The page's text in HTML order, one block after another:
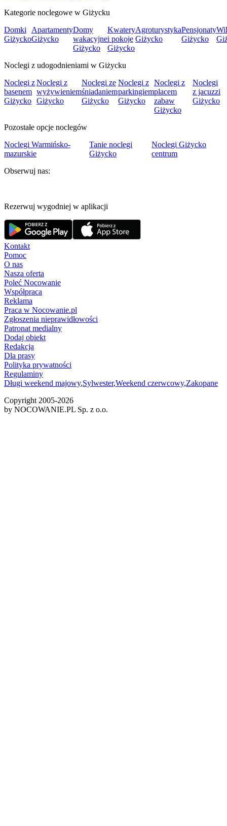
Kategorie noclegowe w Giżycku
Domki
Giżycko
Apartamenty
Giżycko
Domy
wakacyjne
Giżycko
Kwatery
i pokoje
Giżycko
Agroturystyka
Giżycko
Pensjonaty
Giżycko
Noclegi z udogodnieniami w Giżycku
Noclegi z
basenem
Giżycko
Noclegi z
wyżywieniem
Giżycko
Noclegi ze
śniadaniem
Giżycko
Noclegi z
parkingiem
Giżycko
Noclegi z
placem
zabaw
Giżycko
Noclegi
z jacuzzi
Giżycko
Pozostałe opcje noclegów
Noclegi Warmińsko-
mazurskie
Tanie noclegi
Giżycko
Noclegi Giżycko
centrum
Obserwuj nas:
Rezerwuj wygodniej w aplikacji
Kontakt
Pomoc
O nas
Nasza oferta
Poleć Nocowanie
Współpraca
Reklama
Praca w Nocowanie.pl
Zgłoszenia nieprawidłowości
Patronat medialny
Dodaj obiekt
Redakcja
Dla prasy
Polityka prywatności
Regulaminy
Długi weekend majowy,Sylwester,Weekend czerwcowy,Zakopane
Copyright 2005-2026
by NOCOWANIE.PL Sp. z o.o.